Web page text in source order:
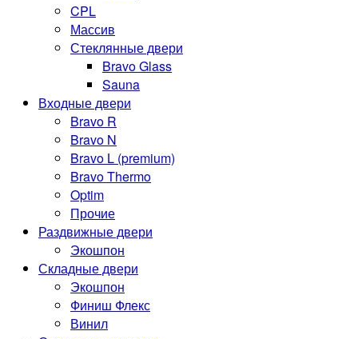
CPL
Массив
Стеклянные двери
Bravo Glass
Sauna
Входные двери
Bravo R
Bravo N
Bravo L (premium)
Bravo Thermo
Optim
Прочие
Раздвижные двери
Экошпон
Складные двери
Экошпон
Финиш Флекс
Винил